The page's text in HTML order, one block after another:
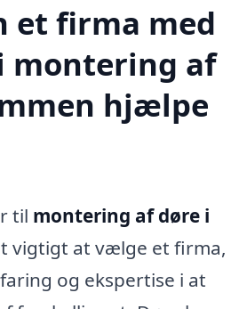
et firma med
montering af
hjælpe
til montering af døre i
vigtigt at vælge et firma,
og ekspertise i at